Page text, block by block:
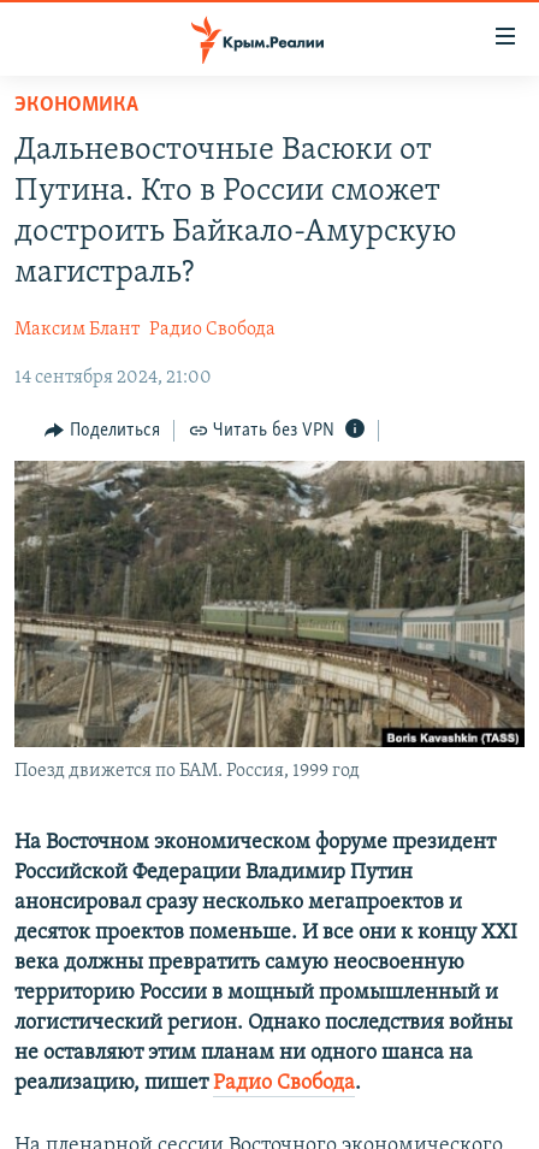
Вернуться
основному
содержанию
Вернутся
главной
Вернутся
СПЕЦПРОЕКТЫ
КАРТА ВОЕННЫХ ОБЪЕКТОВ КРЫМА
ВОДА
ИНФОГРАФИКА
ТЕЛЕПРОЕКТ КРЫМ.РЕАЛИИ
СОВЕТЫ ПРАВОЗАЩИТНИКОВ
ПРОПАВШИЕ БЕЗ ВЕСТИ
ПОБЕДИТЕЛЕЙ НЕ СУДЯТ?
КРЫМ.НЕПОКОРЕННЫЙ
ELIFBE
УКРАИНСКАЯ ПРОБЛЕМА КРЫМА
РАДІО СВОБОДА
КАК ОБОЙТИ БЛОКИРОВКУ
Qırımtatar
ПРИСОЕДИНЯЙТЕСЬ!
Все сайты RFE/RL
ЭКОНОМИКА
Дальневосточные Васюки от
Путина. Кто в России сможет
достроить Байкало-Амурскую
магистраль?
Максим Блант Радио Свобода
14 сентября 2024, 21:00
Поделиться Читать без VPN
Поезд движется по БАМ. Россия, 1999 год
На Восточном экономическом форуме президент
Российской Федерации Владимир Путин
анонсировал сразу несколько мегапроектов и
десяток проектов поменьше. И все они к концу XXI
века должны превратить самую неосвоенную
территорию России в мощный промышленный и
логистический регион. Однако последствия войны
не оставляют этим планам ни одного шанса на
реализацию, пишетРадио Свобода.